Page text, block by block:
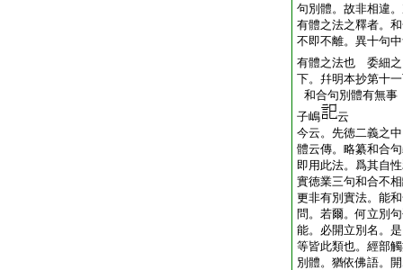
句別體。故非相違
有體之法之釋者。
不即不離。異十句
有體之法也 委細之
下。幷明本抄第十
和合句別體有無事
子嶋
云
今云。先徳二義之
體云傳。略纂和合
即用此法。爲其自
實徳業三句和合不
更非有別實法。能
問。若爾。何立別
能。必開立別名。
等皆此類也。經部
別體。猶依佛語。